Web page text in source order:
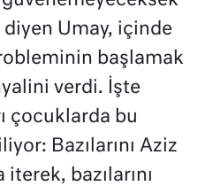
Umay, içinde
başlamak
verdi. İşte
çocuklarda bu
Bazılarını Aziz
bazılarını